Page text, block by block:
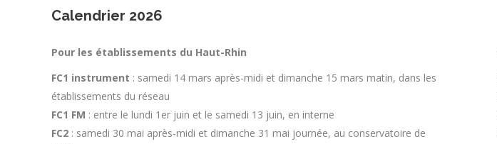
Calendrier 2026
Pour les établissements du Haut-Rhin
FC1 instrument : samedi 14 mars après-midi et dimanche 15 mars matin, dans les
établissements du réseau
FC1 FM : entre le lundi 1er juin et le samedi 13 juin, en interne
FC2 : samedi 30 mai après-midi et dimanche 31 mai journée, au conservatoire de